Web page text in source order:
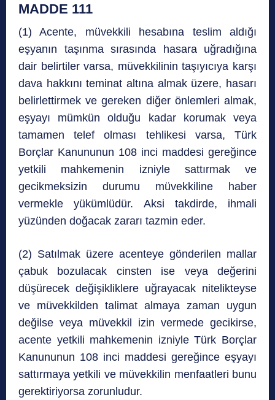
MADDE 111
(1) Acente, müvekkili hesabına teslim aldığı
eşyanın taşınma sırasında hasara uğradığına
dair belirtiler varsa, müvekkilinin taşıyıcıya karşı
dava hakkını teminat altına almak üzere, hasarı
belirlettirmek ve gereken diğer önlemleri almak,
eşyayı mümkün olduğu kadar korumak veya
tamamen telef olması tehlikesi varsa, Türk
Borçlar Kanununun 108 inci maddesi gereğince
yetkili mahkemenin izniyle sattırmak ve
gecikmeksizin durumu müvekkiline haber
vermekle yükümlüdür. Aksi takdirde, ihmali
yüzünden doğacak zararı tazmin eder.
(2) Satılmak üzere acenteye gönderilen mallar
çabuk bozulacak cinsten ise veya değerini
düşürecek değişikliklere uğrayacak nitelikteyse
ve müvekkilden talimat almaya zaman uygun
değilse veya müvekkil izin vermede gecikirse,
acente yetkili mahkemenin izniyle Türk Borçlar
Kanununun 108 inci maddesi gereğince eşyayı
sattırmaya yetkili ve müvekkilin menfaatleri bunu
gerektiriyorsa zorunludur.